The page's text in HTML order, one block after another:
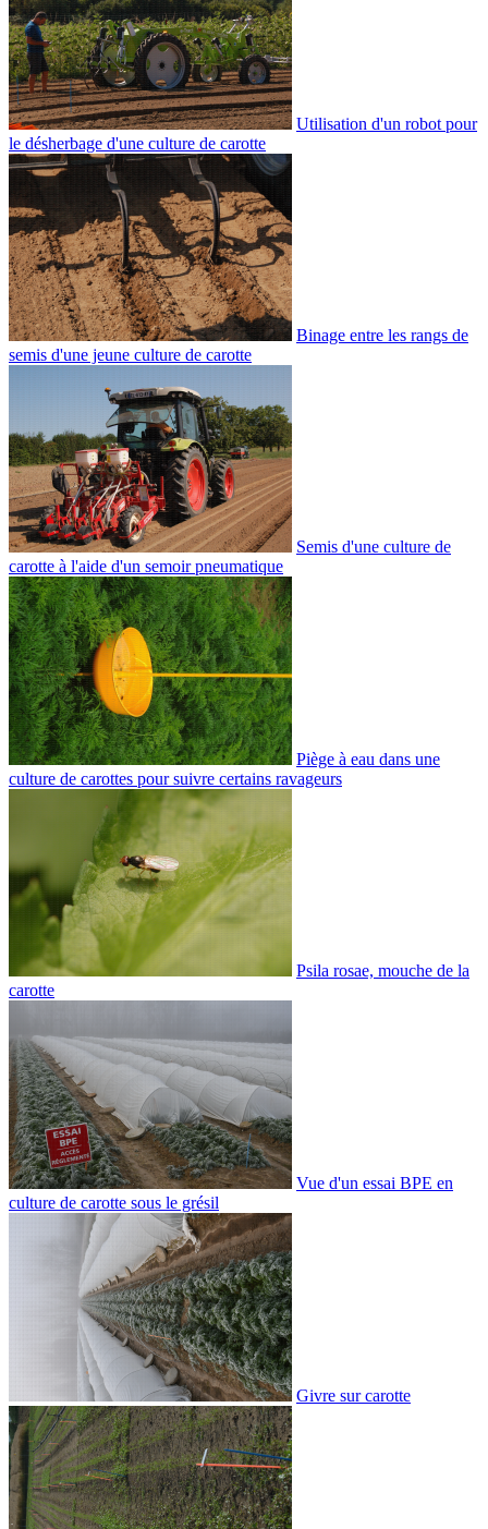
Utilisation d'un robot pour
le désherbage d'une culture de carotte
Binage entre les rangs de
semis d'une jeune culture de carotte
Semis d'une culture de
carotte à l'aide d'un semoir pneumatique
Piège à eau dans une
culture de carottes pour suivre certains ravageurs
Psila rosae, mouche de la
carotte
Vue d'un essai BPE en
culture de carotte sous le grésil
Givre sur carotte